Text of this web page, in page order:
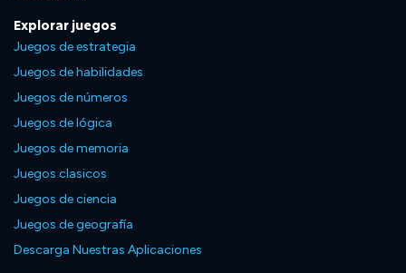
Explorar juegos
Juegos de estrategia
Juegos de habilidades
Juegos de números
Juegos de lógica
Juegos de memoria
Juegos clasicos
Juegos de ciencia
Juegos de geografía
Descarga Nuestras Aplicaciones